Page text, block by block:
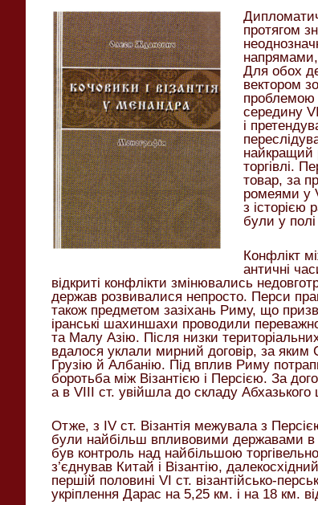
протягом
Для обох
вектором
проблемою
середину
і
найкращий
торгівлі.
товар, за
ромеями у
з історією
були у
Конфлікт
античні
відкриті конфлікти змінювались
держав розвивалися непросто. Перси
також предметом зазіхань Риму, що
іранські шахиншахи проводили
та Малу Азію. Після низки
вдалося уклали мирний договір, за яким
Грузію й Албанію. Під вплив Риму
боротьба між Візантією і Персією. За
а в VIII ст. увійшла до складу Абхазького
Отже, з IV ст. Візантія межувала з
були найбільш впливовими державами в
був контроль над найбільшою
з’єднував Китай і Візантію,
першій половині VI ст. візантійсько-
укріплення Дарас на 5,25 км. і на 18 км.